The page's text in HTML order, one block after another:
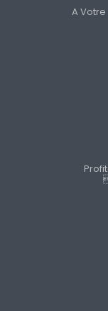
A Votre